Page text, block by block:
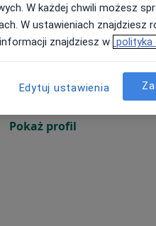
Jutro Pon, Wt,
11 Sie
online nie jest dostępne
Pokaż profil
W każdej chwili możesz
W ustawieniach znajdziesz
znajdziesz w polityka
Edytuj ustawienia